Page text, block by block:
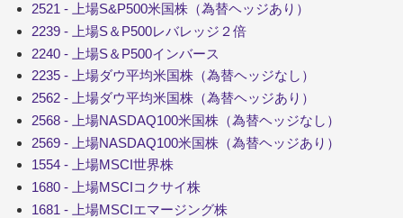
2521 - 上場S&P500米国株（為替ヘッジあり）
2239 - 上場S＆P500レバレッジ２倍
2240 - 上場S＆P500インバース
2235 - 上場ダウ平均米国株（為替ヘッジなし）
2562 - 上場ダウ平均米国株（為替ヘッジあり）
2568 - 上場NASDAQ100米国株（為替ヘッジなし）
2569 - 上場NASDAQ100米国株（為替ヘッジあり）
1554 - 上場MSCI世界株
1680 - 上場MSCIコクサイ株
1681 - 上場MSCIエマージング株